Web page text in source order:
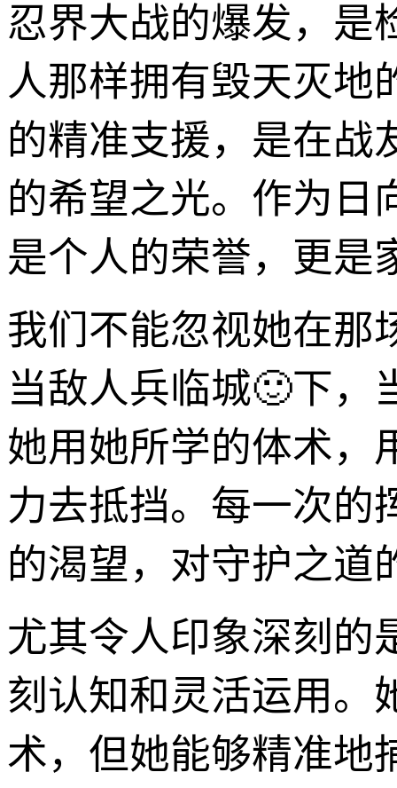
忍界大战的爆发，是
人那样拥有毁天灭地
的精准支援，是在战
的希望之光。作为日
是个人的荣誉，更是
我们不能忽视她在那
当敌人兵临城🙂下，
她用她所学的体术，
力去抵挡。每一次的
的渴望，对守护之道
尤其令人印象深刻的
刻认知和灵活运用。
术，但她能够精准地